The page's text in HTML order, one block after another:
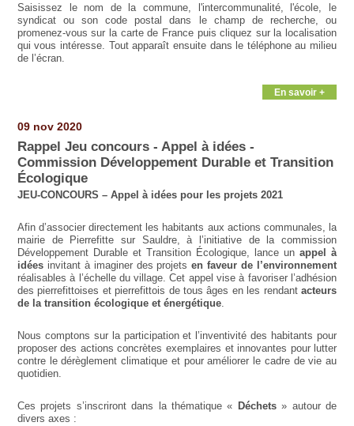
Saisissez le nom de la commune, l'intercommunalité, l'école, le
syndicat ou son code postal dans le champ de recherche, ou
promenez-vous sur la carte de France puis cliquez sur la localisation
qui vous intéresse. Tout apparaît ensuite dans le téléphone au milieu
de l’écran.
En savoir +
09 nov 2020
Rappel Jeu concours - Appel à idées -
Commission Développement Durable et Transition
Écologique
JEU-CONCOURS – Appel à idées pour les projets 2021
Afin d’associer directement les habitants aux actions communales, la
mairie de Pierrefitte sur Sauldre, à l’initiative de la commission
Développement Durable et Transition Écologique, lance unappel à
idéesinvitant à imaginer des projetsen faveur de l’environnement
réalisables à l’échelle du village. Cet appel vise à favoriser l’adhésion
des pierrefittoises et pierrefittois de tous âges en les rendantacteurs
de la transition écologique et énergétique.
Nous comptons sur la participation et l’inventivité des habitants pour
proposer des actions concrètes exemplaires et innovantes pour lutter
contre le dérèglement climatique et pour améliorer le cadre de vie au
quotidien.
Ces projets s’inscriront dans la thématique « Déchets» autour de
divers axes :